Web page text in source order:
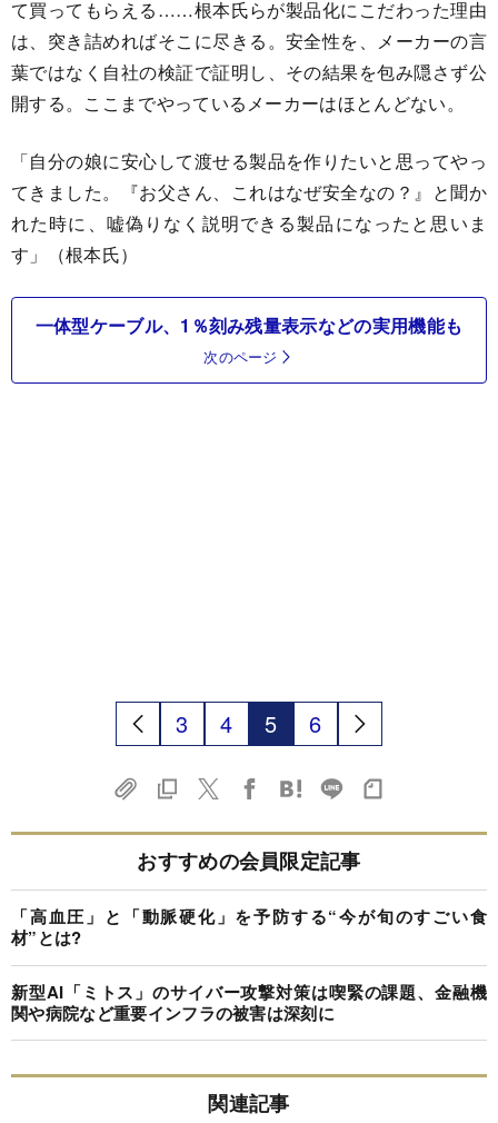
て買ってもらえる……根本氏らが製品化にこだわった理由
は、突き詰めればそこに尽きる。安全性を、メーカーの言
葉ではなく自社の検証で証明し、その結果を包み隠さず公
開する。ここまでやっているメーカーはほとんどない。
「自分の娘に安心して渡せる製品を作りたいと思ってやっ
てきました。『お父さん、これはなぜ安全なの？』と聞か
れた時に、嘘偽りなく説明できる製品になったと思いま
す」（根本氏）
一体型ケーブル、1％刻み残量表示などの実用機能も
次のページ
3 4 5 6
おすすめの会員限定記事
「高血圧」と「動脈硬化」を予防する“今が旬のすごい食
材”とは?
新型AI「ミトス」のサイバー攻撃対策は喫緊の課題、金融機
関や病院など重要インフラの被害は深刻に
関連記事